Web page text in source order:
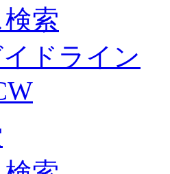
索
ドライン